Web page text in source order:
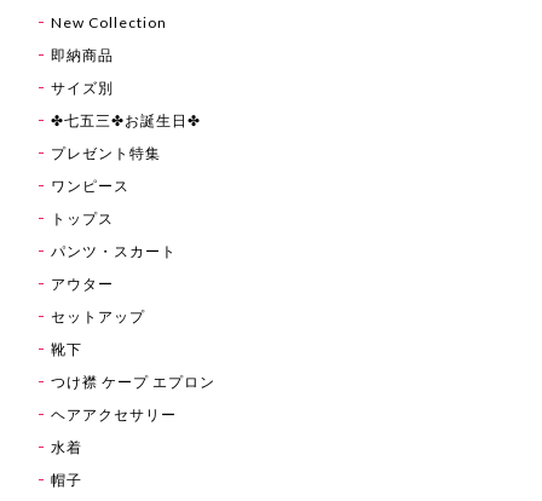
New Collection
即納商品
サイズ別
✤七五三✤お誕生日✤
プレゼント特集
ワンピース
トップス
パンツ・スカート
アウター
セットアップ
靴下
つけ襟 ケープ エプロン
ヘアアクセサリー
水着
帽子